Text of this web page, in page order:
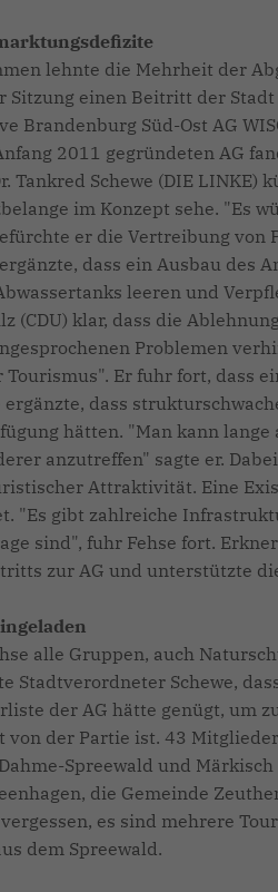
lehnte die Mehrheit der
Sitzung einen Beitritt der
Brandenburg Süd-Ost AG
2011 gegründeten AG
Tankred Schewe (DIE
im Konzept sehe. "Es
er die Vertreibung von
dass ein Ausbau des
leeren und
(CDU) klar, dass die
Problemen
Er fuhr fort, dass
dass
hätten. "Man kann
anzutreffen" sagte er.
Attraktivität. Eine
"Es gibt zahlreiche
sind", fuhr Fehse fort.
zur AG und unterstützte
alle Gruppen, auch
Stadtverordneter Schewe,
der AG hätte genügt, um
von der Partie ist. 43
Spreewald und
die Gemeinde
es sind mehrere
dem Spreewald.